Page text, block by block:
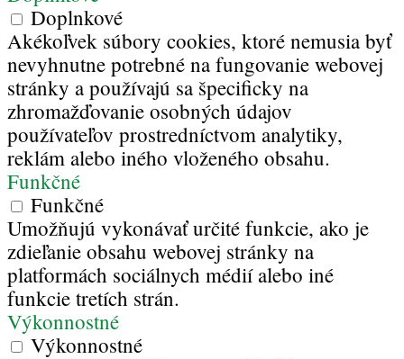
Doplnkové
Akékoľvek súbory cookies, ktoré nemusia byť
nevyhnutne potrebné na fungovanie webovej
stránky a používajú sa špecificky na
zhromažďovanie osobných údajov
používateľov prostredníctvom analytiky,
reklám alebo iného vloženého obsahu.
Funkčné
Funkčné
Umožňujú vykonávať určité funkcie, ako je
zdieľanie obsahu webovej stránky na
platformách sociálnych médií alebo iné
funkcie tretích strán.
Výkonnostné
Výkonnostné